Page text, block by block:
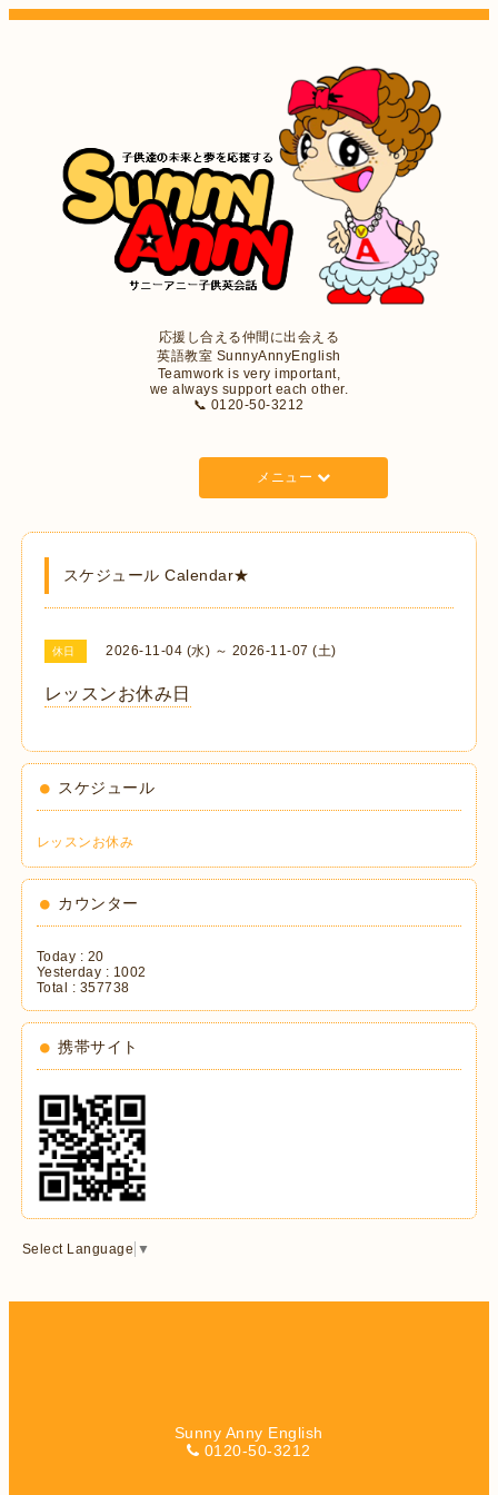
応援し合える仲間に出会える
英語教室 SunnyAnnyEnglish
Teamwork is very important,
we always support each other.
📞 0120-50-3212
メニュー
スケジュール Calendar★
休日 2026-11-04 (水) ～ 2026-11-07 (土)
レッスンお休み日
スケジュール
レッスンお休み
カウンター
Today : 20
Yesterday : 1002
Total : 357738
携帯サイト
Select Language ▼
Sunny Anny English
0120-50-3212